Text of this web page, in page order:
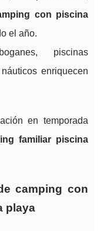
con piscina
el año.
piscinas
enriquecen
en temporada
familiar piscina
camping con
playa